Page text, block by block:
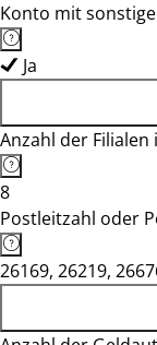
Konto mit
Ja
Anzahl der
8
Postleitzahl oder
26169, 26219,